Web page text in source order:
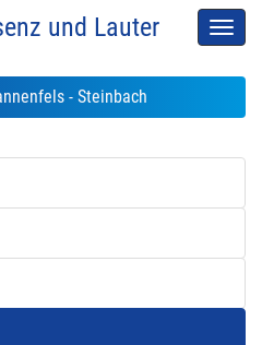
und Lauter
- Steinbach